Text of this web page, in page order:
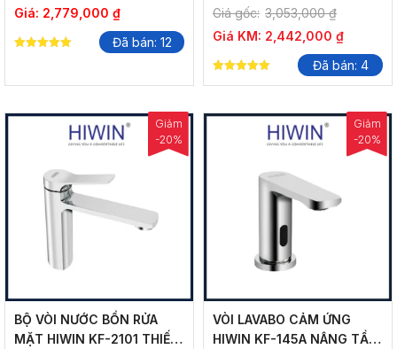
MÀU ĐEN MỜ
Giá: 2,779,000 ₫
Đã bán: 12
LẠNH CỔ THẤP
Giá gốc: 3,053,000₫
Giá KM: 2,442,000 ₫
Đã bán: 4
BỘ VÒI NƯỚC BỒN RỬA
MẶT HIWIN KF-2101 THIẾT
Giảm
-20%
VÒI LAVABO CẢM ỨNG
HIWIN KF-145A NÂNG TẦM
Giảm
-20%